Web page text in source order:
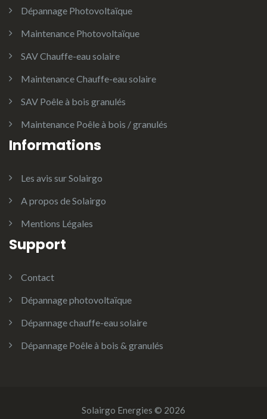
Dépannage Photovoltaïque
Maintenance Photovoltaïque
SAV Chauffe-eau solaire
Maintenance Chauffe-eau solaire
SAV Poêle à bois granulés
Maintenance Poêle à bois / granulés
Informations
Les avis sur Solairgo
A propos de Solairgo
Mentions Légales
Support
Contact
Dépannage photovoltaïque
Dépannage chauffe-eau solaire
Dépannage Poêle à bois & granulés
Solairgo Energies © 2026